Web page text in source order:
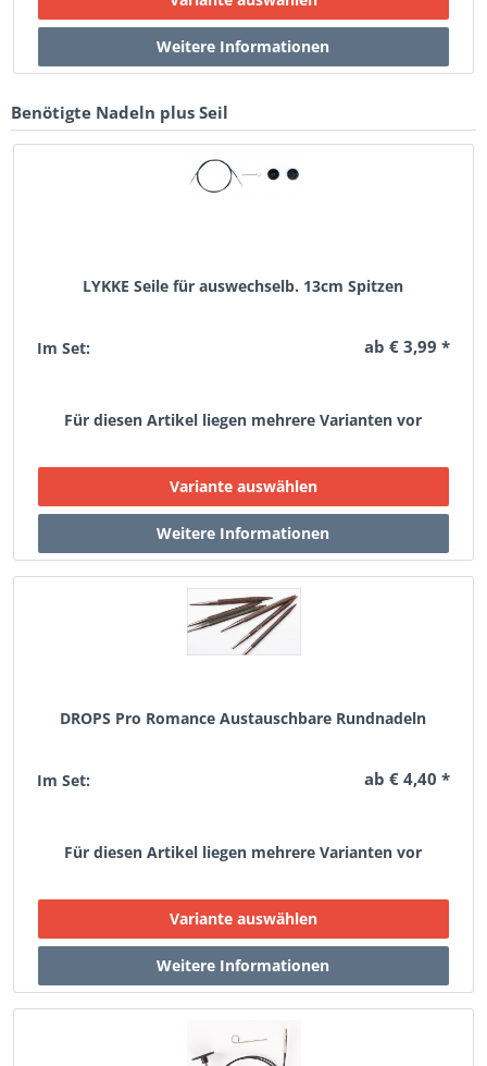
Benötigte Nadeln plus Seil
LYKKE Seile für auswechselb. 13cm Spitzen
Im Set: ab € 3,99 *
Für diesen Artikel liegen mehrere Varianten vor
DROPS Pro Romance Austauschbare Rundnadeln
Im Set: ab € 4,40 *
Für diesen Artikel liegen mehrere Varianten vor